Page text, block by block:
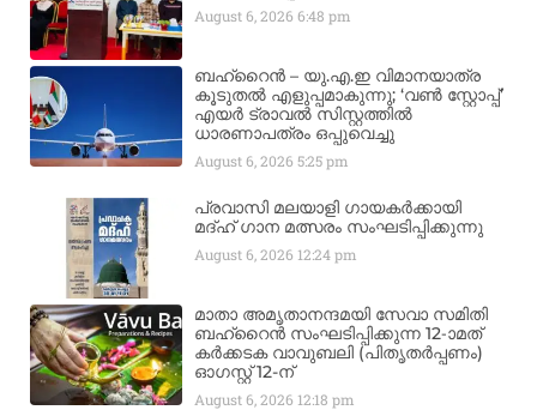
August 6, 20266:48 pm
ബഹ്‌റൈൻ – യു.എ.ഇ വിമാനയാത്ര
കൂടുതൽ എളുപ്പമാകുന്നു; ‘വൺ സ്റ്റോപ്പ്’
എയർ ട്രാവൽ സിസ്റ്റത്തിൽ
ധാരണാപത്രം ഒപ്പുവെച്ചു
August 6, 20265:25 pm
പ്രവാസി മലയാളി ഗായകർക്കായി
മദ്ഹ് ഗാന മത്സരം സംഘടിപ്പിക്കുന്നു
August 6, 2026 12:24 pm
മാതാ അമൃതാനന്ദമയി സേവാ സമിതി
ബഹ്‌റൈൻ സംഘടിപ്പിക്കുന്ന 12-ാമത്
കർക്കടക വാവുബലി (പിതൃതർപ്പണം)
ഓഗസ്റ്റ് 12-ന്
August 6, 2026 12:18 pm